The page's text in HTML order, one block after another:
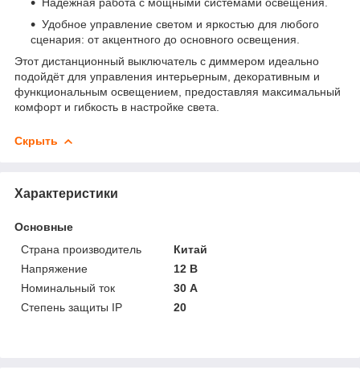
Удобное управление светом и яркостью для любого
сценария: от акцентного до основного освещения.
Этот дистанционный выключатель с диммером идеально
подойдёт для управления интерьерным, декоративным и
функциональным освещением, предоставляя максимальный
комфорт и гибкость в настройке света.
Скрыть
Характеристики
Основные
Страна производитель
Китай
Напряжение
12 В
Номинальный ток
30 А
Степень защиты IP
20